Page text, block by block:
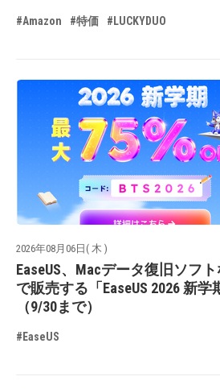
#Amazon #特価 #LUCKYDUO
2026年08月06日( 木 )
EaseUS、Macデータ復旧ソフ
で販売する「EaseUS 2026 新
（9/30まで）
#EaseUS